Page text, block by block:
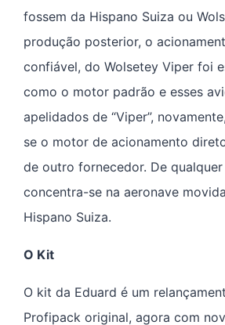
fossem da Hispano Suiza ou
produção posterior, o
confiável, do Wolsetey Viper foi
como o motor padrão e esses
apelidados de “Viper”,
se o motor de acionamento
de outro fornecedor. De
concentra-se na aeronave
Hispano Suiza.
O Kit
O kit da Eduard é um
Profipack original, agora com